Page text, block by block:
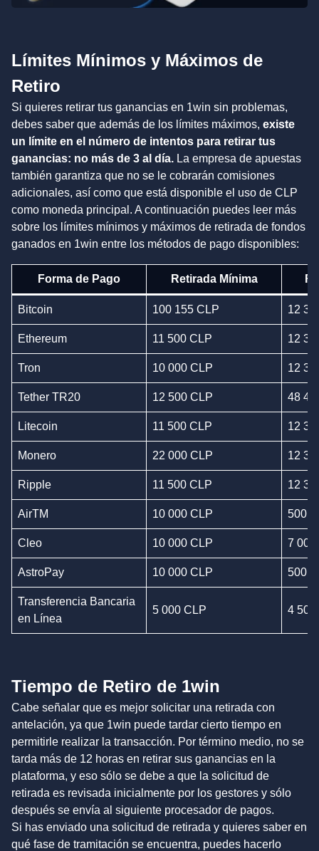
Límites Mínimos y Máximos de
Retiro
Si quieres retirar tus ganancias en 1win sin problemas,
debes saber que además de los límites máximos, existe
un límite en el número de intentos para retirar tus
ganancias: no más de 3 al día. La empresa de apuestas
también garantiza que no se le cobrarán comisiones
adicionales, así como que está disponible el uso de CLP
como moneda principal. A continuación puedes leer más
sobre los límites mínimos y máximos de retirada de fondos
ganados en 1win entre los métodos de pago disponibles:
Forma de Pago Retirada Mínima
Bitcoin 100 155 CLP 12
Ethereum 11 500 CLP 12
Tron 10 000 CLP 12
Tether TR20 12 500 CLP 48
Litecoin 11 500 CLP 12
Monero 22 000 CLP 12
Ripple 11 500 CLP 12
AirTM 10 000 CLP 500
Cleo 10 000 CLP 7 000
AstroPay 10 000 CLP 500
Transferencia Bancaria
en Línea
5 000 CLP 4 500
Tiempo de Retiro de 1win
Cabe señalar que es mejor solicitar una retirada con
antelación, ya que 1win puede tardar cierto tiempo en
permitirle realizar la transacción. Por término medio, no se
tarda más de 12 horas en retirar sus ganancias en la
plataforma, y eso sólo se debe a que la solicitud de
retirada es revisada inicialmente por los gestores y sólo
después se envía al siguiente procesador de pagos.
Si has enviado una solicitud de retirada y quieres saber en
qué fase de tramitación se encuentra, puedes hacerlo